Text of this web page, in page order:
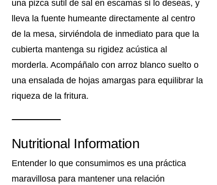
una pizca sutil de sal en escamas si lo deseas, y
lleva la fuente humeante directamente al centro
de la mesa, sirviéndola de inmediato para que la
cubierta mantenga su rigidez acústica al
morderla. Acompáñalo con arroz blanco suelto o
una ensalada de hojas amargas para equilibrar la
riqueza de la fritura.
Nutritional Information
Entender lo que consumimos es una práctica
maravillosa para mantener una relación